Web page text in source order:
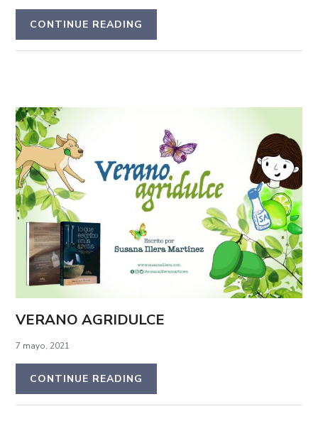
CONTINUE READING
VERANO AGRIDULCE
7 mayo, 2021
CONTINUE READING